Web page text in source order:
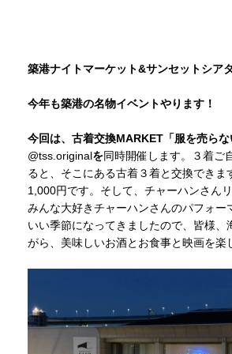
築港ナイトマーケット&サンセットシア
今年も築港の名物イベントやります！
今回は、古着交換MARKET「服を売らな
@tss.originalを同時開催します。３着ご
ると、そこにある古着３着と交換できま
1,000円です。そして、チャーハンさん
みんな大好きチャーハンさんのパフォー
いい季節になってきましたので、皆様、
がら、美味しいお酒とお食事と映画を楽